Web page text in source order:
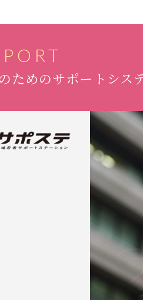
ためのサポートシス